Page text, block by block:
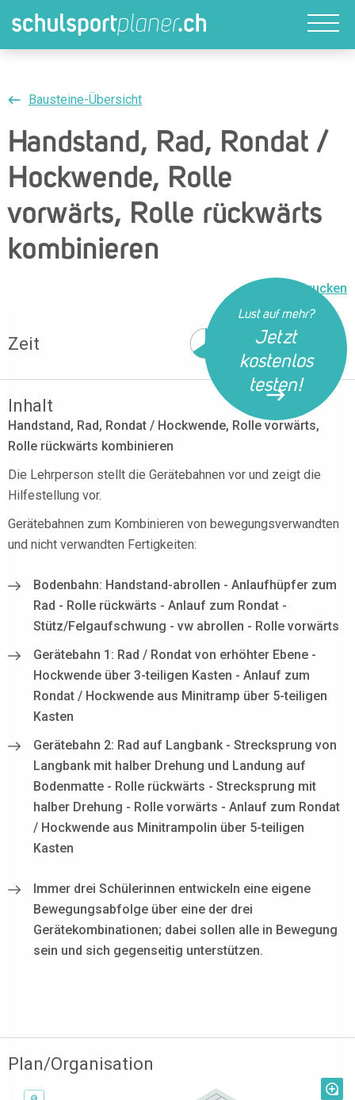
Lust auf mehr?
Jetzt
kostenlos
testen!
Bausteine-Übersicht
Handstand, Rad, Rondat /
Hockwende, Rolle
vorwärts, Rolle rückwärts
kombinieren
Drucken
Zeit 40 Min
Inhalt
Handstand, Rad, Rondat / Hockwende, Rolle vorwärts,
Rolle rückwärts kombinieren
Die Lehrperson stellt die Gerätebahnen vor und zeigt die
Hilfestellung vor.
Gerätebahnen zum Kombinieren von bewegungsverwandten
und nicht verwandten Fertigkeiten:
Bodenbahn: Handstand-abrollen - Anlaufhüpfer zum
Rad - Rolle rückwärts - Anlauf zum Rondat -
Stütz/Felgaufschwung - vw abrollen - Rolle vorwärts
Gerätebahn 1: Rad / Rondat von erhöhter Ebene -
Hockwende über 3-teiligen Kasten - Anlauf zum
Rondat / Hockwende aus Minitramp über 5-teiligen
Kasten
Gerätebahn 2: Rad auf Langbank - Strecksprung von
Langbank mit halber Drehung und Landung auf
Bodenmatte - Rolle rückwärts - Strecksprung mit
halber Drehung - Rolle vorwärts - Anlauf zum Rondat
/ Hockwende aus Minitrampolin über 5-teiligen
Kasten
Immer drei Schülerinnen entwickeln eine eigene
Bewegungsabfolge über eine der drei
Gerätekombinationen; dabei sollen alle in Bewegung
sein und sich gegenseitig unterstützen.
Plan/Organisation